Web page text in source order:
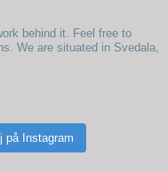
behind it. Feel free to
We are situated in Svedala,
på Instagram